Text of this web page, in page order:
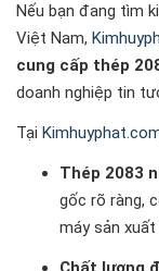
Nếu bạn đang tìm
Việt Nam,
cung cấp thép
doanh nghiệp tin
Tại
Thép 2083
gốc rõ ràng,
máy sản